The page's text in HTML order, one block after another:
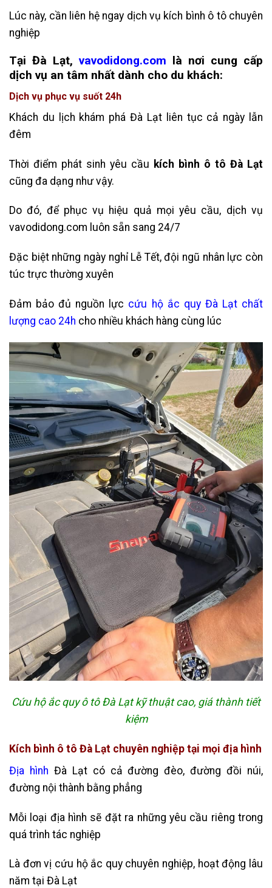
Lúc này, cần liên hệ ngay dịch vụ kích bình ô tô chuyên
nghiệp
Tại Đà Lạt,vavodidong.com là nơi cung cấp
dịch vụ an tâm nhất dành cho du khách:
Dịch vụ phục vụ suốt 24h
Khách du lịch khám phá Đà Lạt liên tục cả ngày lẫn
đêm
Thời điểm phát sinh yêu cầu kích bình ô tô Đà Lạt
cũng đa dạng như vậy.
Do đó, để phục vụ hiệu quả mọi yêu cầu, dịch vụ
vavodidong.com luôn sẵn sang 24/7
Đặc biệt những ngày nghỉ Lễ Tết, đội ngũ nhân lực còn
túc trực thường xuyên
Đảm bảo đủ nguồn lực cứu hộ ắc quy Đà Lạt chất
lượng cao 24h cho nhiều khách hàng cùng lúc
Cứu hộ ắc quy ô tô Đà Lạt kỹ thuật cao, giá thành tiết
kiệm
Kích bình ô tô Đà Lạt chuyên nghiệp tại mọi địa hình
Địa hình Đà Lạt có cả đường đèo, đường đồi núi,
đường nội thành bằng phẳng
Mỗi loại địa hình sẽ đặt ra những yêu cầu riêng trong
quá trình tác nghiệp
Là đơn vị cứu hộ ắc quy chuyên nghiệp, hoạt động lâu
năm tại Đà Lạt